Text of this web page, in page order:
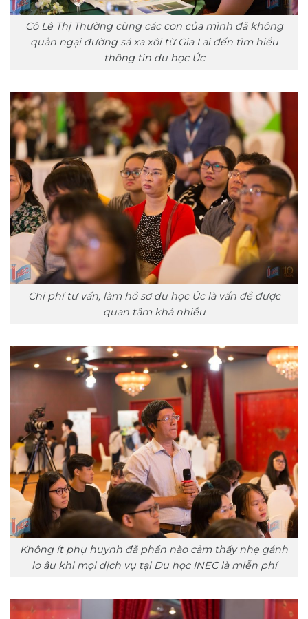
Cô Lê Thị Thường cùng các con của mình đã không
quản ngại đường sá xa xôi từ Gia Lai đến tìm hiểu
thông tin du học Úc
Chi phí tư vấn, làm hồ sơ du học Úc là vấn đề được
quan tâm khá nhiều
Không ít phụ huynh đã phần nào cảm thấy nhẹ gánh
lo âu khi mọi dịch vụ tại Du học INEC là miễn phí